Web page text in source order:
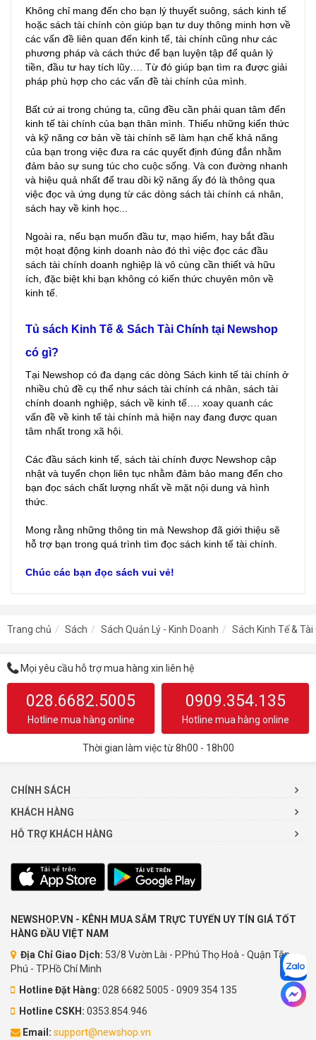
Không chỉ mang đến cho bạn lý thuyết suông, sách kinh tế
hoặc sách tài chính còn giúp bạn tư duy thông minh hơn về
các vấn đề liên quan đến kinh tế, tài chính cũng như các
phương pháp và cách thức để bạn luyện tập để quản lý
tiền, đầu tư hay tích lũy…. Từ đó giúp bạn tìm ra được giải
pháp phù hợp cho các vấn đề tài chính của mình.
Bất cứ ai trong chúng ta, cũng đều cần phải quan tâm đến
kinh tế tài chính của bạn thân mình. Thiếu những kiến thức
và kỹ năng cơ bản về tài chính sẽ làm hạn chế khả năng
của bạn trong việc đưa ra các quyết định đúng đắn nhằm
đảm bảo sự sung túc cho cuộc sống. Và con đường nhanh
và hiệu quả nhất để trau dồi kỹ năng ấy đó là thông qua
việc đọc và ứng dụng từ các dòng sách tài chính cá nhân,
sách hay về kinh học...
Ngoài ra, nếu bạn muốn đầu tư, mạo hiểm, hay bắt đầu
một hoạt động kinh doanh nào đó thì việc đọc các đầu
sách tài chính doanh nghiệp là vô cùng cần thiết và hữu
ích, đặc biệt khi bạn không có kiến thức chuyên môn về
kinh tế.
Tủ sách Kinh Tế & Sách Tài Chính tại Newshop
có gì?
Tại Newshop có đa dạng các dòng Sách kinh tế tài chính ở
nhiều chủ đề cụ thể như sách tài chính cá nhân, sách tài
chính doanh nghiệp, sách về kinh tế…. xoay quanh các
vấn đề về kinh tế tài chính mà hiện nay đang được quan
tâm nhất trong xã hội.
Các đầu sách kinh tế, sách tài chính được Newshop cập
nhật và tuyển chọn liên tục nhằm đảm bảo mang đến cho
bạn đọc sách chất lượng nhất về mặt nội dung và hình
thức.
Mong rằng những thông tin mà Newshop đã giới thiệu sẽ
hỗ trợ bạn trong quá trình tìm đọc sách kinh tế tài chính.
Chúc các bạn đọc sách vui vẻ!
Trang chủ Sách Sách Quản Lý - Kinh Doanh Sách Kinh Tế & Tài
Mọi yêu cầu hỗ trợ mua hàng xin liên hệ
028.6682.5005
Hotline mua hàng online
0909.354.135
Hotline mua hàng online
Thời gian làm việc từ 8h00 - 18h00
CHÍNH SÁCH
KHÁCH HÀNG
HỖ TRỢ KHÁCH HÀNG
NEWSHOP.VN - KÊNH MUA SẮM TRỰC TUYẾN UY TÍN GIÁ TỐT
HÀNG ĐẦU VIỆT NAM
Địa Chỉ Giao Dịch: 53/8 Vườn Lài - P.Phú Thọ Hoà - Quận Tân
Phú - TP.Hồ Chí Minh
Hotline Đặt Hàng: 028 6682 5005 - 0909 354 135
Hotline CSKH: 0353.854.946
Email: support@newshop.vn